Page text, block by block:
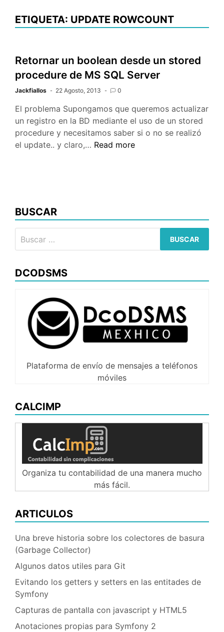
ETIQUETA: UPDATE ROWCOUNT
Retornar un boolean desde un stored
procedure de MS SQL Server
Jackfiallos 22 Agosto, 2013 0
El problema Supongamos que queremos actualizar
un registro en la BD mediante el uso de un stored
procedure y necesitamos saber si o no se realizó
el update.. y claro,… Retornar
de
SQL
Read more
BUSCAR
DCODSMS
Plataforma de envío de mensajes a teléfonos
móviles
CALCIMP
Organiza tu contabilidad de una manera mucho
más fácil.
ARTICULOS
Una breve historia sobre los colectores de basura
(Garbage Collector)
Algunos datos utiles para Git
Evitando los getters y setters en las entitades de
Symfony
Capturas de pantalla con javascript y HTML5
Anotaciones propias para Symfony 2